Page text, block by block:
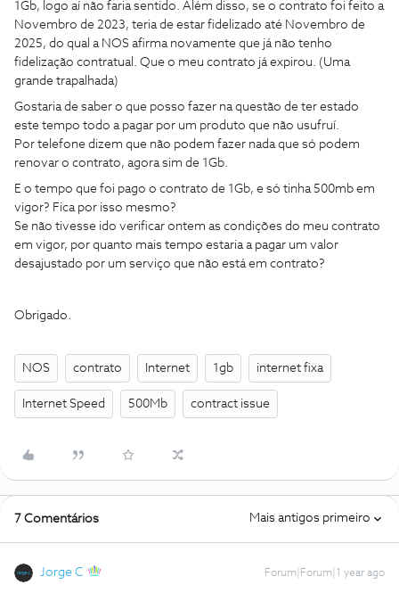
1Gb, logo aí não faria sentido. Além disso, se o contrato foi feito a
Novembro de 2023, teria de estar fidelizado até Novembro de
2025, do qual a NOS afirma novamente que já não tenho
fidelização contratual. Que o meu contrato já expirou. (Uma
grande trapalhada)
Gostaria de saber o que posso fazer na questão de ter estado
este tempo todo a pagar por um produto que não usufruí.
Por telefone dizem que não podem fazer nada que só podem
renovar o contrato, agora sim de 1Gb.
E o tempo que foi pago o contrato de 1Gb, e só tinha 500mb em
vigor? Fica por isso mesmo?
Se não tivesse ido verificar ontem as condições do meu contrato
em vigor, por quanto mais tempo estaria a pagar um valor
desajustado por um serviço que não está em contrato?
Obrigado.
NOS contrato Internet 1gb internet fixa
Internet Speed 500Mb contract issue
7 Comentários Mais antigos primeiro
Jorge C Forum|Forum|1 year ago